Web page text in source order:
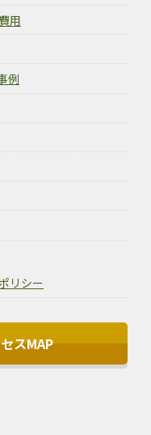
用
例
リシー
スMAP